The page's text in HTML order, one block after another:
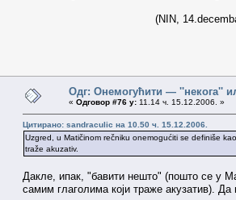
(NIN, 14.decembar
Одг: Онемогућити — ''некога''
« Одговор #76 у: 11.14 ч. 15.12.2006. »
Цитирано: sandraculic на 10.50 ч. 15.12.2006.
Uzgred, u Matičinom rečniku onemogućiti se definiše
traže akuzativ.
Дакле, ипак, "бавити нешто" (пошто се у
самим глаголима који траже акузатив).